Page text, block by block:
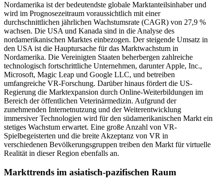
Nordamerika ist der bedeutendste globale Marktanteilsinhaber und
wird im Prognosezeitraum voraussichtlich mit einer
durchschnittlichen jährlichen Wachstumsrate (CAGR) von 27,9 %
wachsen. Die USA und Kanada sind in die Analyse des
nordamerikanischen Marktes einbezogen. Der steigende Umsatz in
den USA ist die Hauptursache für das Marktwachstum in
Nordamerika. Die Vereinigten Staaten beherbergen zahlreiche
technologisch fortschrittliche Unternehmen, darunter Apple, Inc.,
Microsoft, Magic Leap und Google LLC, und betreiben
umfangreiche VR-Forschung. Darüber hinaus fördert die US-
Regierung die Marktexpansion durch Online-Weiterbildungen im
Bereich der öffentlichen Veterinärmedizin. Aufgrund der
zunehmenden Internetnutzung und der Weiterentwicklung
immersiver Technologien wird für den südamerikanischen Markt ein
stetiges Wachstum erwartet. Eine große Anzahl von VR-
Spielbegeisterten und die breite Akzeptanz von VR in
verschiedenen Bevölkerungsgruppen treiben den Markt für virtuelle
Realität in dieser Region ebenfalls an.
Markttrends im asiatisch-pazifischen Raum